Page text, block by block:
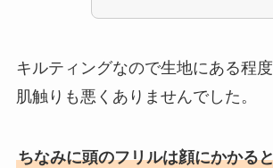
キルティングなので生地にある程度
肌触りも悪くありませんでした。
ちなみに頭のフリルは顔にかかる